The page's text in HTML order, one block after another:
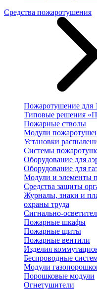
Средства пожаротушения
Пожаротушение для
Типовые решения
Пожарные стволы
Модули
Установки
Системы
Оборудование для
Оборудование для
Модули и элементы
Средства защиты
Журналы, знаки и
охраны труда
Сигнально-
Пожарные шкафы
Пожарные щиты
Пожарные вентили
Изделия
Беспроводные
Модули
Порошковые модули
Огнетушители